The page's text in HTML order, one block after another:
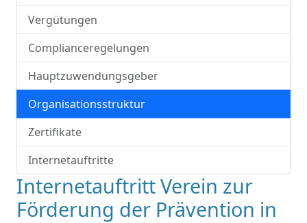
Vergütungen
Complianceregelungen
Hauptzuwendungsgeber
Organisationsstruktur
Zertifikate
Internetauftritte
Internetauftritt Verein zur
Förderung der Prävention in